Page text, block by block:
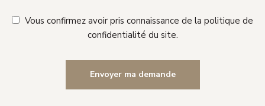
Vous confirmez avoir pris connaissance de la politique de
confidentialité du site.